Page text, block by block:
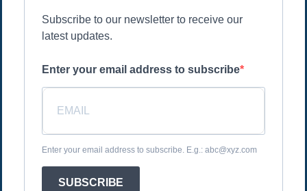
Subscribe to our newsletter to receive our
latest updates.
Enter your email address to subscribe
Enter your email address to subscribe. E.g.: abc@xyz.com
SUBSCRIBE